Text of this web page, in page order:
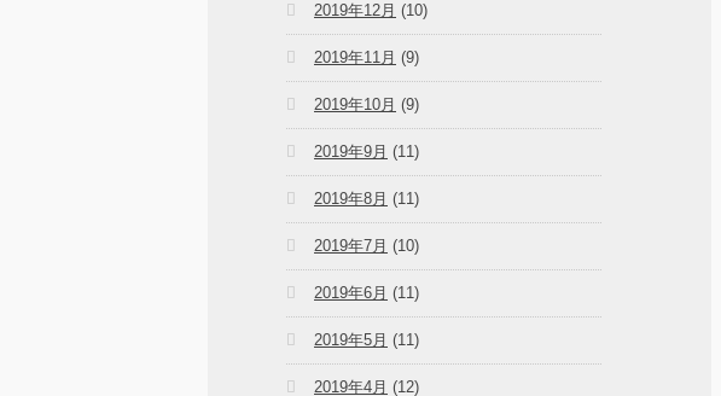
2019年12月 (10)
2019年11月 (9)
2019年10月 (9)
2019年9月 (11)
2019年8月 (11)
2019年7月 (10)
2019年6月 (11)
2019年5月 (11)
2019年4月 (12)